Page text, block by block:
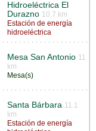
Hidroeléctrica El
Durazno 10.7 km
Estación de energía
hidroeléctrica
Mesa San Antonio 11
km
Mesa(s)
Santa Bárbara 11.1
km
Estación de energía